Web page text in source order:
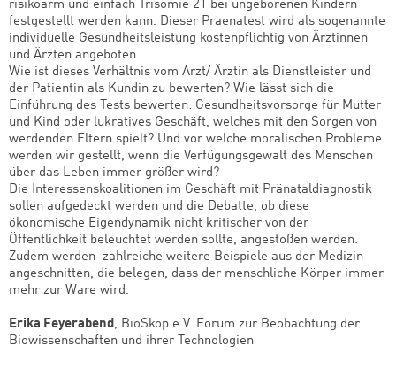
risikoarm und einfach Trisomie 21 bei ungeborenen Kindern
festgestellt werden kann. Dieser Praenatest wird als sogenannte
individuelle Gesundheitsleistung kostenpflichtig von Ärztinnen
und Ärzten angeboten.
Wie ist dieses Verhältnis vom Arzt/ Ärztin als Dienstleister und
der Patientin als Kundin zu bewerten? Wie lässt sich die
Einführung des Tests bewerten: Gesundheitsvorsorge für Mutter
und Kind oder lukratives Geschäft, welches mit den Sorgen von
werdenden Eltern spielt? Und vor welche moralischen Probleme
werden wir gestellt, wenn die Verfügungsgewalt des Menschen
über das Leben immer größer wird?
Die Interessenskoalitionen im Geschäft mit Pränataldiagnostik
sollen aufgedeckt werden und die Debatte, ob diese
ökonomische Eigendynamik nicht kritischer von der
Öffentlichkeit beleuchtet werden sollte, angestoßen werden.
Zudem werden zahlreiche weitere Beispiele aus der Medizin
angeschnitten, die belegen, dass der menschliche Körper immer
mehr zur Ware wird.
Erika Feyerabend, BioSkop e.V. Forum zur Beobachtung der
Biowissenschaften und ihrer Technologien
Zum Warenkorb